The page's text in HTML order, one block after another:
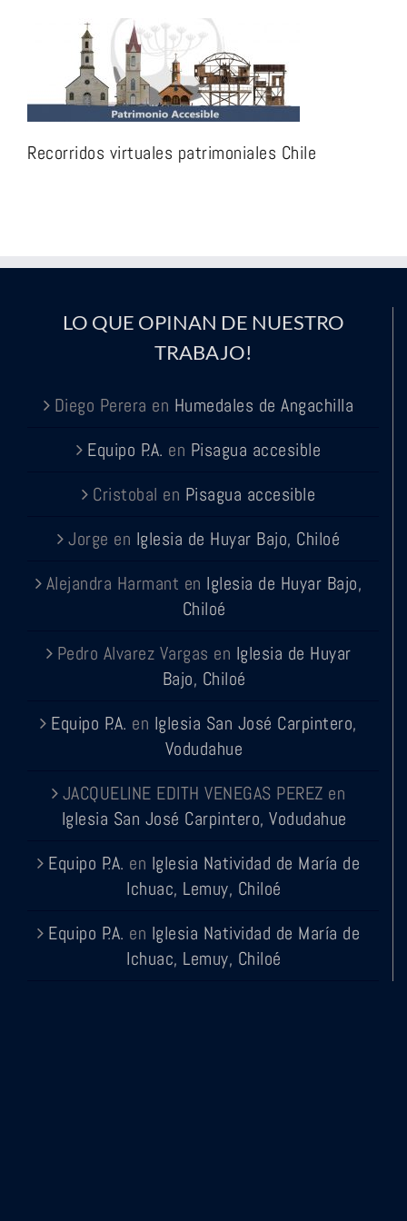
Recorridos virtuales patrimoniales Chile
LO QUE OPINAN DE NUESTRO
TRABAJO!
Diego Perera en Humedales de Angachilla
Equipo P.A. en Pisagua accesible
Cristobal en Pisagua accesible
Jorge en Iglesia de Huyar Bajo, Chiloé
Alejandra Harmant en Iglesia de Huyar Bajo,
Chiloé
Pedro Alvarez Vargas en Iglesia de Huyar
Bajo, Chiloé
Equipo P.A. en Iglesia San José Carpintero,
Vodudahue
JACQUELINE EDITH VENEGAS PEREZ en
Iglesia San José Carpintero, Vodudahue
Equipo P.A. en Iglesia Natividad de María de
Ichuac, Lemuy, Chiloé
Equipo P.A. en Iglesia Natividad de María de
Ichuac, Lemuy, Chiloé